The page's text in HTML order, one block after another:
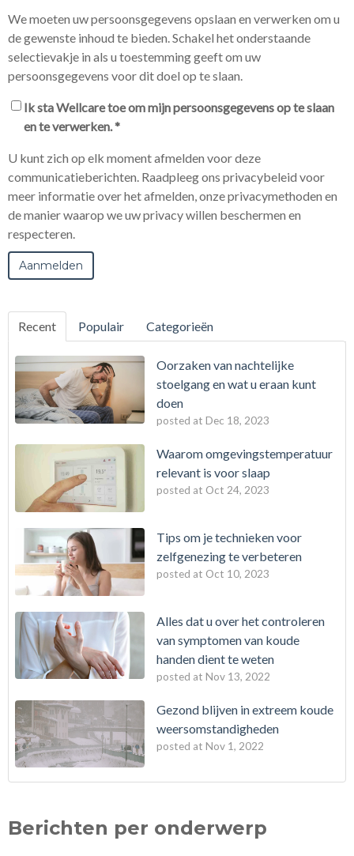
We moeten uw persoonsgegevens opslaan en verwerken om u
de gewenste inhoud te bieden. Schakel het onderstaande
selectievakje in als u toestemming geeft om uw
persoonsgegevens voor dit doel op te slaan.
Ik sta Wellcare toe om mijn persoonsgegevens op te slaan
en te verwerken.*
U kunt zich op elk moment afmelden voor deze
communicatieberichten. Raadpleeg ons privacybeleid voor
meer informatie over het afmelden, onze privacymethoden en
de manier waarop we uw privacy willen beschermen en
respecteren.
Recent Populair Categorieën
Oorzaken van nachtelijke
stoelgang en wat u eraan kunt
doen
posted at Dec 18, 2023
Waarom omgevingstemperatuur
relevant is voor slaap
posted at Oct 24, 2023
Tips om je technieken voor
zelfgenezing te verbeteren
posted at Oct 10, 2023
Alles dat u over het controleren
van symptomen van koude
handen dient te weten
posted at Nov 13, 2022
Gezond blijven in extreem koude
weersomstandigheden
posted at Nov 1, 2022
Berichten per onderwerp